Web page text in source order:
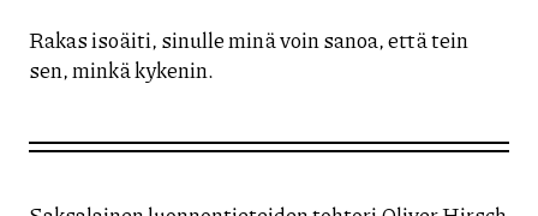
Rakas isoäiti, sinulle minä voin sanoa, että tein
sen, minkä kykenin.